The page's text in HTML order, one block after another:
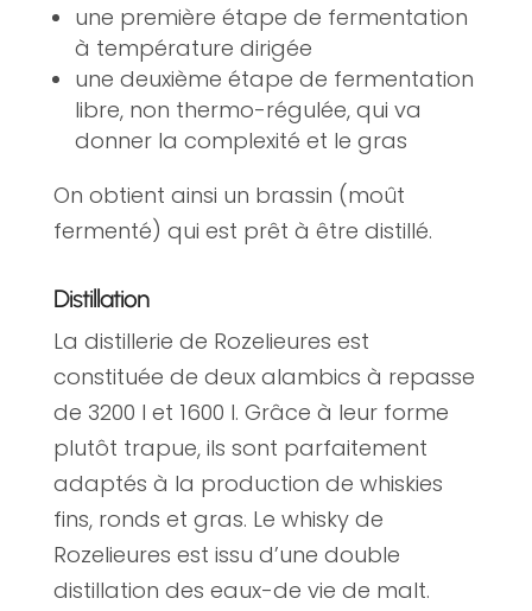
une première étape de fermentation
à température dirigée
une deuxième étape de fermentation
libre, non thermo-régulée, qui va
donner la complexité et le gras
On obtient ainsi un brassin (moût
fermenté) qui est prêt à être distillé.
Distillation
La distillerie de Rozelieures est
constituée de deux alambics à repasse
de 3200 l et 1600 l. Grâce à leur forme
plutôt trapue, ils sont parfaitement
adaptés à la production de whiskies
fins, ronds et gras. Le whisky de
Rozelieures est issu d’une double
distillation des eaux-de vie de malt.